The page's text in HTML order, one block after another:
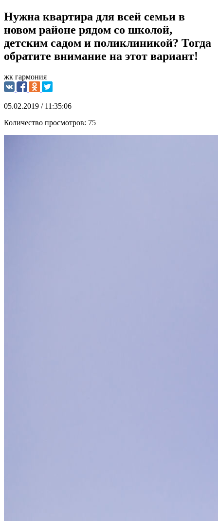
Нужна квартира для всей семьи в
новом районе рядом со школой,
детским садом и поликлиникой? Тогда
обратите внимание на этот вариант!
жк гармония
05.02.2019 / 11:35:06
Количество просмотров: 75